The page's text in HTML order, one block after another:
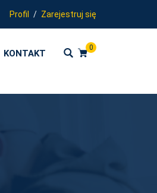
POLITYKI OŚWIATOWEJ PAŃSTWA -
Profil / Zarejestruj się
0
KONTAKT